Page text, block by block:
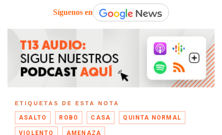
Síguenos en
ETIQUETAS DE ESTA NOTA
ASALTO ROBO CASA QUINTA NORMAL
VIOLENTO AMENAZA